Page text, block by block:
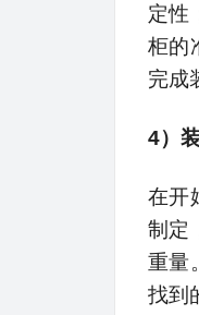
定性
柜的
完成
4）
在开
制定
重量
找到